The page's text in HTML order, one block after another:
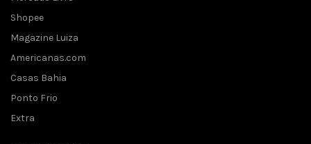
Shopee
Magazine Luiza
Americanas.com
Casas Bahia
Ponto Frio
Extra